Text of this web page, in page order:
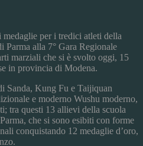
per i tredici atleti della
alla 7° Gara Regionale
marziali che si è svolto oggi, 15
in provincia di Modena.
Sanda, Kung Fu e Taijiquan
e moderno Wushu moderno,
tra questi 13 allievi della scuola
che si sono esibiti con forme
conquistando 12 medaglie d’oro,